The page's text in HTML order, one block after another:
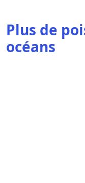
Plus de
océans